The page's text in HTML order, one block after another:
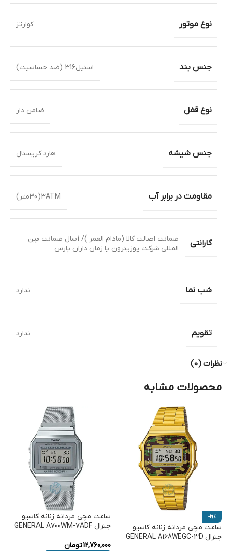
نوع موتور کوارتز
جنس بند استیل316 (ضد حساسیت)
نوع قفل ضامن دار
جنس شیشه هارد کریستال
مقاومت در برابر آب 3ATM(30متر)
گارانتی
ضمانت اصالت کالا (مادام العمر )/ 1سال ضمانت بین
المللی شرکت پوزیترون یا زمان داران پارس
شب نما ندارد
تقویم ندارد
نظرات (0)
محصولات مشابه
-19%
ساعت مچی مردانه زنانه کاسیو
جنرال GENERAL A168WEGC-3D
ساعت مچی مردانه زنانه کاسیو
جنرال GENERAL A700WM-7ADF
12,760,000تومان